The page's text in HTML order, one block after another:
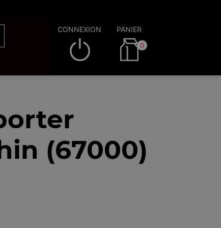
CONNEXION PANIER
0
(67000)